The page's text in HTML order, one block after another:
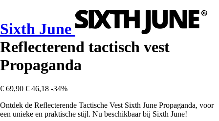
Sixth June
Reflecterend tactisch vest
Propaganda
€ 69,90 € 46,18 -34%
Ontdek de Reflecterende Tactische Vest Sixth June Propaganda, voor
een unieke en praktische stijl. Nu beschikbaar bij Sixth June!